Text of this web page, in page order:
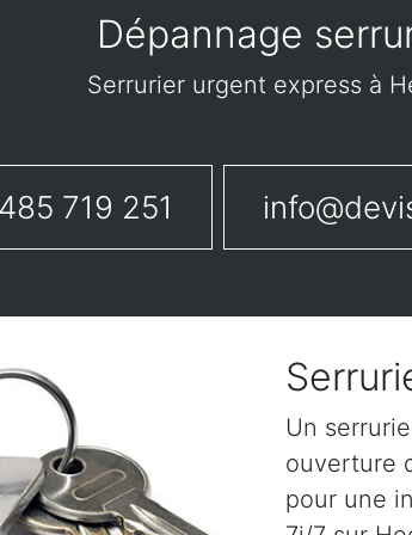
Dépannage
Serrurier urgent express à
719 251
Un
ouverture
pour une